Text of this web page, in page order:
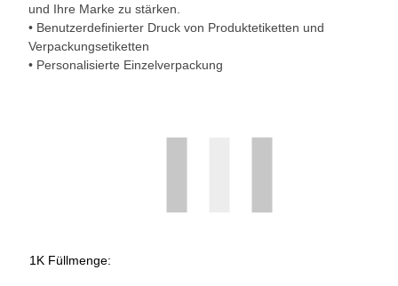
und Ihre Marke zu stärken.
• Benutzerdefinierter Druck von Produktetiketten und
Verpackungsetiketten
• Personalisierte Einzelverpackung
1K Füllmenge: